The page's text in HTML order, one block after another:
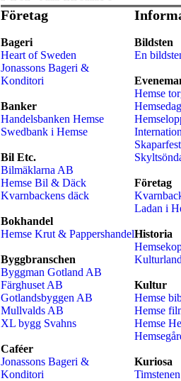
Företag
Bageri
Heart of Sweden
Jonassons Bageri &
Konditori
Banker
Handelsbanken Hemse
Swedbank i Hemse
Bil Etc.
Bilmäklarna AB
Hemse Bil & Däck
Kvarnbackens däck
Bokhandel
Hemse Krut & Pappershandel
Byggbranschen
Byggman Gotland AB
Färghuset AB
Gotlandsbyggen AB
Mullvalds AB
XL bygg Svahns
Caféer
Jonassons Bageri &
Konditori
Bildsten
En
Hemse
Företag
Ladan i
Historia
Kultur
Hemse
Hemse
Hemse
Kuriosa